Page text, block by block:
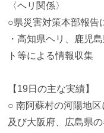
〈ヘリ関係〉
○県災害対策本部報告
・高知県ヘリ、鹿児
ト等による情報収集
【19日の主な実績】
○ 南阿蘇村の河陽地
及び大阪府、広島県